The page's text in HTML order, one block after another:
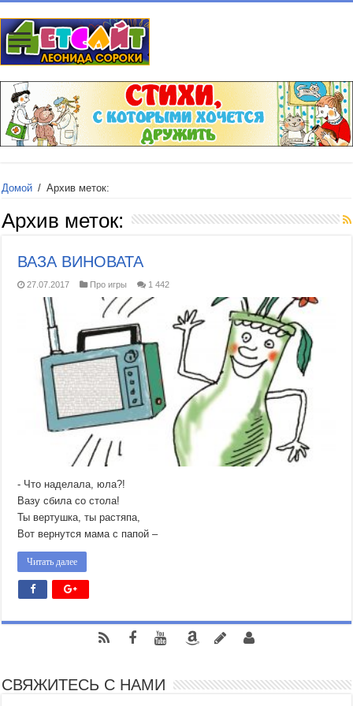
Домой / Архив меток:
Архив меток:
ВАЗА ВИНОВАТА
27.07.2017 Про игры 1 442
- Что наделала, юла?!
Вазу сбила со стола!
Ты вертушка, ты растяпа,
Вот вернутся мама с папой –
Читать далее
СВЯЖИТЕСЬ С НАМИ